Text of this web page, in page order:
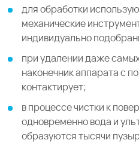
для обработки
механические
индивидуально
при удалении даже
наконечник аппарата с
контактирует;
в процессе чистки к
одновременно вода и
образуются тысячи